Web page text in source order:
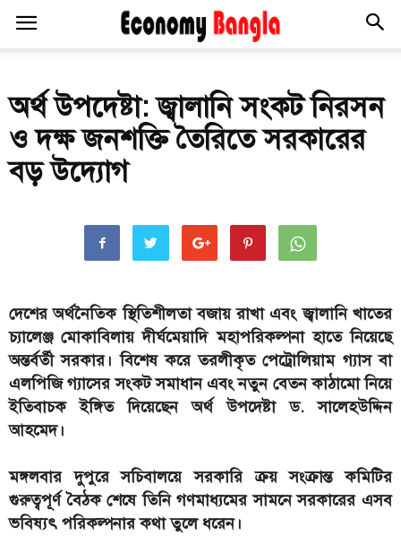
অর্থ উপদেষ্টা: জ্বালানি সংকট নিরসন
ও দক্ষ জনশক্তি তৈরিতে সরকারের
বড় উদ্যোগ
দেশের অর্থনৈতিক স্থিতিশীলতা বজায় রাখা এবং জ্বালানি খাতের
চ্যালেঞ্জ মোকাবিলায় দীর্ঘমেয়াদি মহাপরিকল্পনা হাতে নিয়েছে
অন্তর্বর্তী সরকার। বিশেষ করে তরলীকৃত পেট্রোলিয়াম গ্যাস বা
এলপিজি গ্যাসের সংকট সমাধান এবং নতুন বেতন কাঠামো নিয়ে
ইতিবাচক ইঙ্গিত দিয়েছেন অর্থ উপদেষ্টা ড. সালেহউদ্দিন
আহমেদ।
মঙ্গলবার দুপুরে সচিবালয়ে সরকারি ক্রয় সংক্রান্ত কমিটির
গুরুত্বপূর্ণ বৈঠক শেষে তিনি গণমাধ্যমের সামনে সরকারের এসব
ভবিষ্যৎ পরিকল্পনার কথা তুলে ধরেন।